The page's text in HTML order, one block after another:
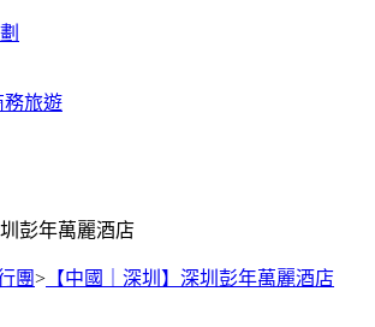
務旅遊
彭年萬麗酒店
團> 【中國｜深圳】深圳彭年萬麗酒店